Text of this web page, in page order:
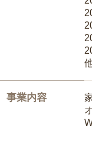
事業内容